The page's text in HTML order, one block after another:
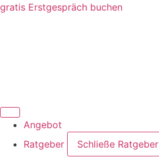
Zum
gratis Erstgespräch buchen
Angebot
Ratgeber
Schließe Ratgeber